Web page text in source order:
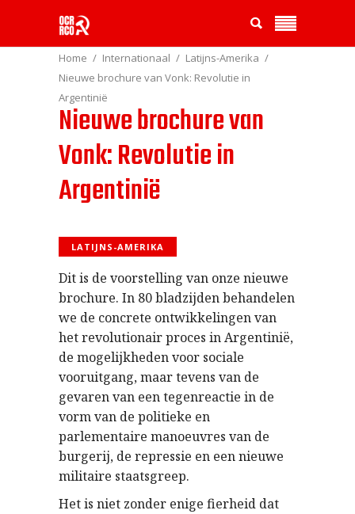
Home Internationaal
Latijns-Amerika
Nieuwe brochure van Vonk: Revolutie in
Argentinië
Nieuwe brochure van
Vonk: Revolutie in
Argentinië
LATIJNS-AMERIKA
Dit is de voorstelling van onze nieuwe
brochure. In 80 bladzijden behandelen
we de concrete ontwikkelingen van
het revolutionair proces in Argentinië,
de mogelijkheden voor sociale
vooruitgang, maar tevens van de
gevaren van een tegenreactie in de
vorm van de politieke en
parlementaire manoeuvres van de
burgerij, de repressie en een nieuwe
militaire staatsgreep.
Het is niet zonder enige fierheid dat